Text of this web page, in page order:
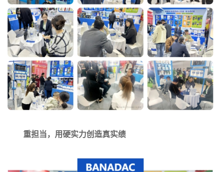
重担当，用硬实力创造真实绩